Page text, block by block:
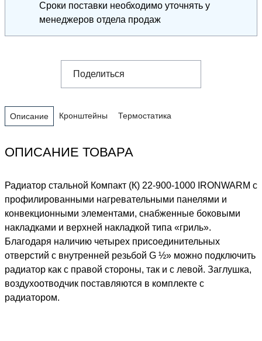
Сроки поставки необходимо уточнять у
менеджеров отдела продаж
Поделиться
Описание Кронштейны Термостатика
ОПИСАНИЕ ТОВАРА
Радиатор стальной Компакт (К) 22-900-1000 IRONWARM с
профилированными нагревательными панелями и
конвекционными элементами, снабженные боковыми
накладками и верхней накладкой типа «гриль».
Благодаря наличию четырех присоединительных
отверстий с внутренней резьбой G ½» можно подключить
радиатор как с правой стороны, так и с левой. Заглушка,
воздухоотводчик поставляются в комплекте с
радиатором.